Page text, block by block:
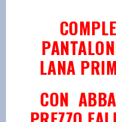
LANA
CON